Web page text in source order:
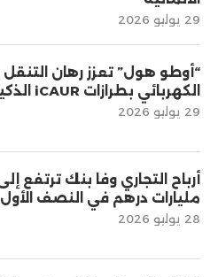
29 يوليو 2026
“أوطو هول” تعزز رهان التنقل
الكهربائي بطرازات iCAUR الذكية
29 يوليو 2026
مليارات درهم في النصف الأول
28 يوليو 2026